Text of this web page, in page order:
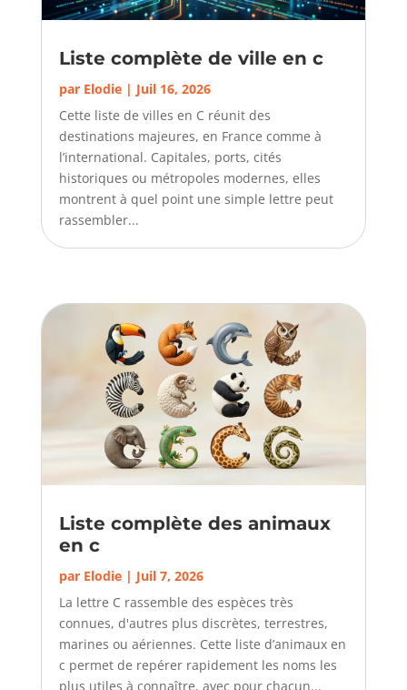
Liste complète de ville en c
par Elodie| Juil 16, 2026
Cette liste de villes en C réunit des
destinations majeures, en France comme à
l’international. Capitales, ports, cités
historiques ou métropoles modernes, elles
montrent à quel point une simple lettre peut
rassembler...
Liste complète des animaux
en c
par Elodie| Juil 7, 2026
La lettre C rassemble des espèces très
connues, d'autres plus discrètes, terrestres,
marines ou aériennes. Cette liste d’animaux en
c permet de repérer rapidement les noms les
plus utiles à connaître, avec pour chacun...